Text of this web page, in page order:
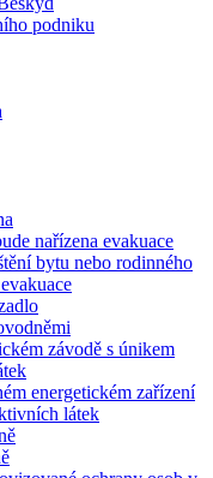
podniku
nařízena evakuace
bytu nebo rodinného
závodě s únikem
energetickém zařízení
látek